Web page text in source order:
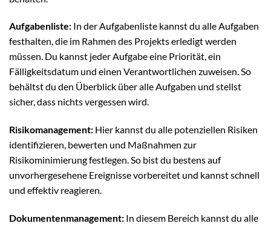
Aufgabenliste: In der Aufgabenliste kannst du alle Aufgaben
festhalten, die im Rahmen des Projekts erledigt werden
müssen. Du kannst jeder Aufgabe eine Priorität, ein
Fälligkeitsdatum und einen Verantwortlichen zuweisen. So
behältst du den Überblick über alle Aufgaben und stellst
sicher, dass nichts vergessen wird.
Risikomanagement: Hier kannst du alle potenziellen Risiken
identifizieren, bewerten und Maßnahmen zur
Risikominimierung festlegen. So bist du bestens auf
unvorhergesehene Ereignisse vorbereitet und kannst schnell
und effektiv reagieren.
Dokumentenmanagement: In diesem Bereich kannst du alle